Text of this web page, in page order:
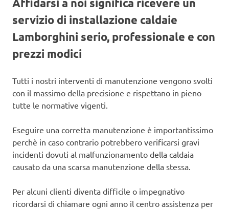
servizio di installazione caldaie
Lamborghini serio, professionale e con
prezzi modici
Tutti i nostri interventi di manutenzione vengono svolti
con il massimo della precisione e rispettano in pieno
tutte le normative vigenti.
Eseguire una corretta manutenzione è importantissimo
perchè in caso contrario potrebbero verificarsi gravi
incidenti dovuti al malfunzionamento della caldaia
causato da una scarsa manutenzione della stessa.
Per alcuni clienti diventa difficile o impegnativo
ricordarsi di chiamare ogni anno il centro assistenza per